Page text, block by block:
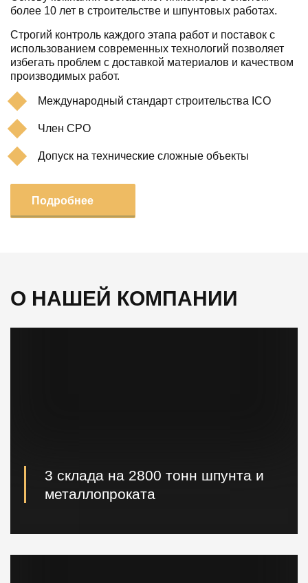
более 10 лет в строительстве и шпунтовых работах.
Строгий контроль каждого этапа работ и поставок с
использованием современных технологий позволяет
избегать проблем с доставкой материалов и качеством
производимых работ.
Международный стандарт строительства ICO
Член СРО
Допуск на технические сложные объекты
Подробнее
О НАШЕЙ КОМПАНИИ
3 склада на 2800 тонн шпунта и
металлопроката